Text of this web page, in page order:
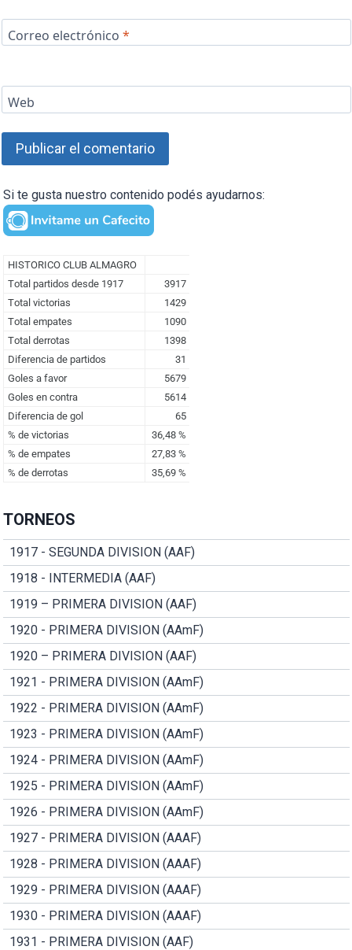
Correo electrónico *
Web
Si te gusta nuestro contenido podés ayudarnos:
TORNEOS
1917 - SEGUNDA DIVISION (AAF)
1918 - INTERMEDIA (AAF)
1919 – PRIMERA DIVISION (AAF)
1920 - PRIMERA DIVISION (AAmF)
1920 – PRIMERA DIVISION (AAF)
1921 - PRIMERA DIVISION (AAmF)
1922 - PRIMERA DIVISION (AAmF)
1923 - PRIMERA DIVISION (AAmF)
1924 - PRIMERA DIVISION (AAmF)
1925 - PRIMERA DIVISION (AAmF)
1926 - PRIMERA DIVISION (AAmF)
1927 - PRIMERA DIVISION (AAAF)
1928 - PRIMERA DIVISION (AAAF)
1929 - PRIMERA DIVISION (AAAF)
1930 - PRIMERA DIVISION (AAAF)
1931 - PRIMERA DIVISION (AAF)